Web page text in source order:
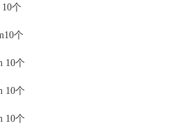
个
个
10个
10个
10个